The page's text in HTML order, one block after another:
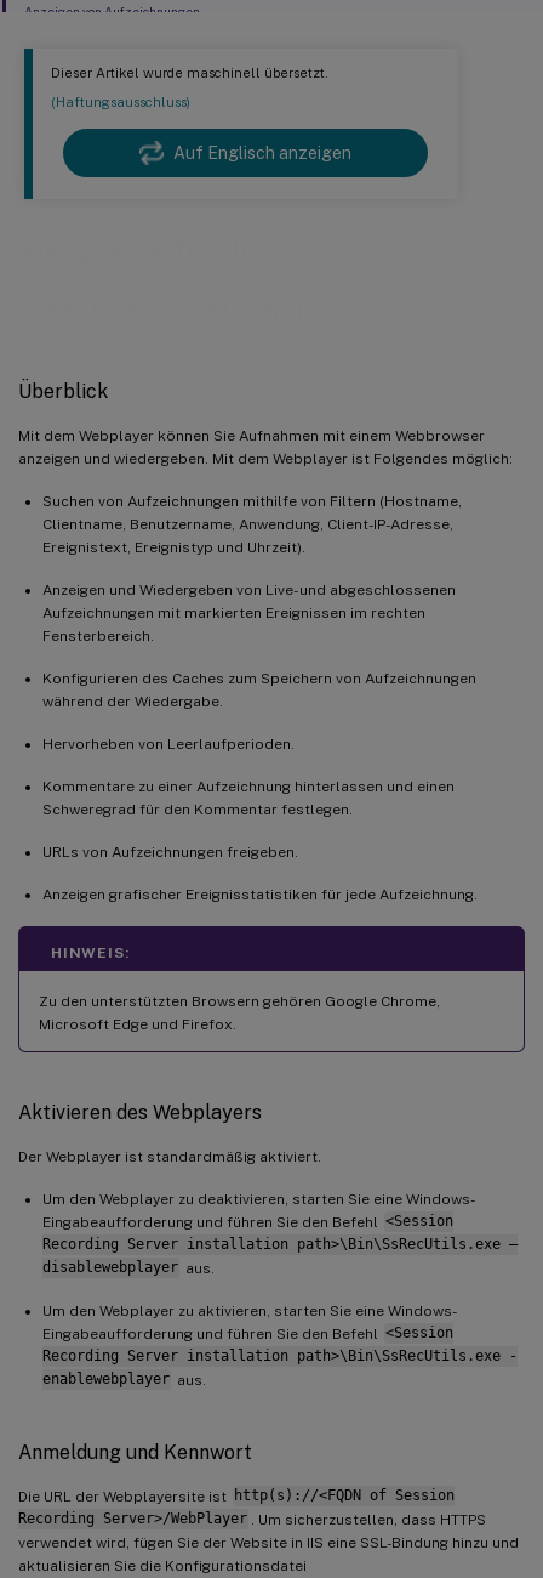
Dieser Artikel wurde maschinell übersetzt.
(Haftungsausschluss)
Auf Englisch anzeigen
Überblick
Mit dem Webplayer können Sie Aufnahmen mit einem Webbrowser
anzeigen und wiedergeben. Mit dem Webplayer ist Folgendes möglich:
Suchen von Aufzeichnungen mithilfe von Filtern (Hostname,
Clientname, Benutzername, Anwendung, Client-IP-Adresse,
Ereignistext, Ereignistyp und Uhrzeit).
Anzeigen und Wiedergeben von Live- und abgeschlossenen
Aufzeichnungen mit markierten Ereignissen im rechten
Fensterbereich.
Konfigurieren des Caches zum Speichern von Aufzeichnungen
während der Wiedergabe.
Hervorheben von Leerlaufperioden.
Kommentare zu einer Aufzeichnung hinterlassen und einen
Schweregrad für den Kommentar festlegen.
URLs von Aufzeichnungen freigeben.
Anzeigen grafischer Ereignisstatistiken für jede Aufzeichnung.
HINWEIS:
Zu den unterstützten Browsern gehören Google Chrome,
Microsoft Edge und Firefox.
Aktivieren des Webplayers
Der Webplayer ist standardmäßig aktiviert.
Um den Webplayer zu deaktivieren, starten Sie eine Windows-
Eingabeaufforderung und führen Sie den Befehl <Session
Recording Server installation path>\Bin\SsRecUtils.exe –
disablewebplayer aus.
Um den Webplayer zu aktivieren, starten Sie eine Windows-
Eingabeaufforderung und führen Sie den Befehl <Session
Recording Server installation path>\Bin\SsRecUtils.exe -
enablewebplayer aus.
Anmeldung und Kennwort
Die URL der Webplayersite ist http(s)://<FQDN of Session
Recording Server>/WebPlayer
. Um sicherzustellen, dass HTTPS
verwendet wird, fügen Sie der Website in IIS eine SSL-Bindung hinzu und
aktualisieren Sie die Konfigurationsdatei
Anzeigen von Aufzeichnungen